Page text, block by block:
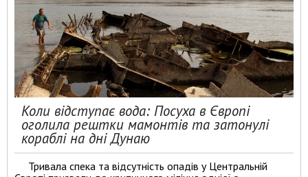
Коли відступає вода: Посуха в Європі
оголила рештки мамонтів та затонулі
кораблі на дні Дунаю
Тривала спека та відсутність опадів у Центральній